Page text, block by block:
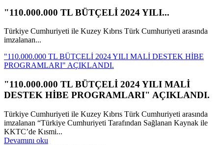
"110.000.000 TL BÜTÇELİ 2024 YILI...
Türkiye Cumhuriyeti ile Kuzey Kıbrıs Türk Cumhuriyeti arasında
imzalanan...
"110.000.000 TL BÜTÇELİ 2024 YILI MALİ DESTEK HİBE
PROGRAMLARI" AÇIKLANDI.
"110.000.000 TL BÜTÇELİ 2024 YILI MALİ
DESTEK HİBE PROGRAMLARI" AÇIKLANDI.
Türkiye Cumhuriyeti ile Kuzey Kıbrıs Türk Cumhuriyeti arasında
imzalanan “Türkiye Cumhuriyeti Tarafından Sağlanan Kaynak ile
KKTC’de Kısmi...
Devamını oku